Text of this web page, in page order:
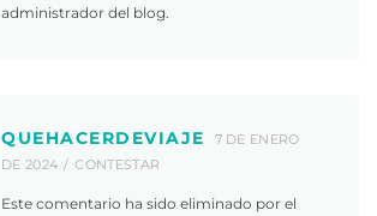
administrador del blog.
QUEHACERDEVIAJE
7 DE ENERO
DE 2024
CONTESTAR
Este comentario ha sido eliminado por el